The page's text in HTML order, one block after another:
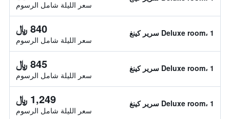
سعر الليلة شامل الرسوم
Deluxe room، 1 سرير كينغ 840 ﷼
سعر الليلة شامل الرسوم
Deluxe room، 1 سرير كينغ 845 ﷼
سعر الليلة شامل الرسوم
Deluxe room، 1 سرير كينغ 1,249 ﷼
سعر الليلة شامل الرسوم